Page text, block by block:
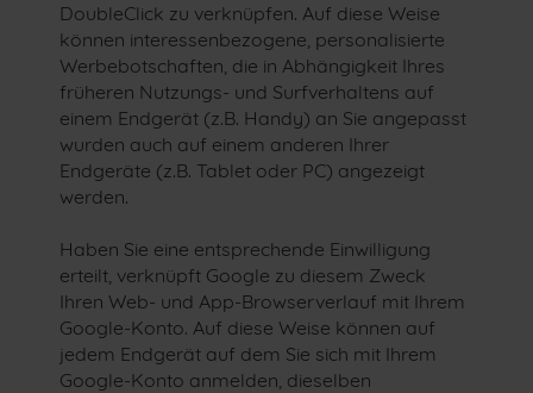
DoubleClick zu verknüpfen. Auf diese Weise
können interessenbezogene, personalisierte
Werbebotschaften, die in Abhängigkeit Ihres
früheren Nutzungs- und Surfverhaltens auf
einem Endgerät (z.B. Handy) an Sie angepasst
wurden auch auf einem anderen Ihrer
Endgeräte (z.B. Tablet oder PC) angezeigt
werden.
Haben Sie eine entsprechende Einwilligung
erteilt, verknüpft Google zu diesem Zweck
Ihren Web- und App-Browserverlauf mit Ihrem
Google-Konto. Auf diese Weise können auf
jedem Endgerät auf dem Sie sich mit Ihrem
Google-Konto anmelden, dieselben